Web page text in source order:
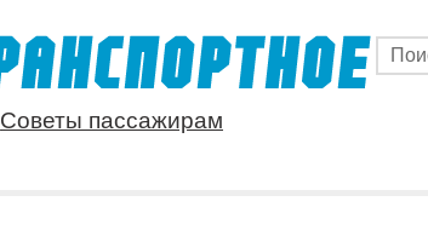
Советы пассажирам